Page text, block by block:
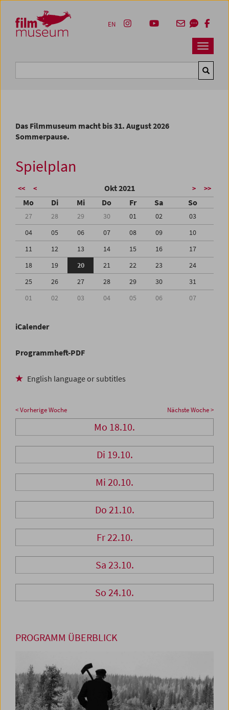
Zum Inhalt
Zum Hauptmenü
Zur Servicenavigation
Zum Suche
Navbar
EN
Das Filmmuseum macht bis 31. August 2026
Sommerpause.
Spielplan
<< < Okt 2021 > >>
Mo Di Mi Do Fr Sa So
27 28 29 30 01 02
03
04
05 06 07 08 09
10
11
12 13 14 15 16
17
18
19 20 21 22 23
24
25
26 27 28 29 30
31
01
02 03 04 05 06 07
iCalender
Programmheft-PDF
English language or subtitles
< Vorherige Woche Nächste Woche >
Mo 18.10.
Di 19.10.
Mi 20.10.
Do 21.10.
Fr 22.10.
Sa 23.10.
So 24.10.
PROGRAMM ÜBERBLICK